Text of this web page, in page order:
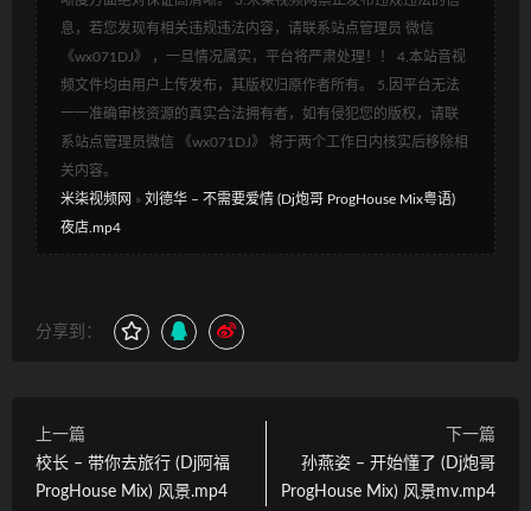
息，若您发现有相关违规违法内容，请联系站点管理员 微信
《wx071DJ》 ，一旦情况属实，平台将严肃处理！！ 4.本站音视
频文件均由用户上传发布，其版权归原作者所有。 5.因平台无法
一一准确审核资源的真实合法拥有者，如有侵犯您的版权，请联
系站点管理员微信 《wx071DJ》 将于两个工作日内核实后移除相
关内容。
米柒视频网 » 刘德华 – 不需要爱情 (Dj炮哥 ProgHouse Mix粤语)
夜店.mp4
分享到：
上一篇
校长 – 带你去旅行 (Dj阿福
ProgHouse Mix) 风景.mp4
下一篇
孙燕姿 – 开始懂了 (Dj炮哥
ProgHouse Mix) 风景mv.mp4